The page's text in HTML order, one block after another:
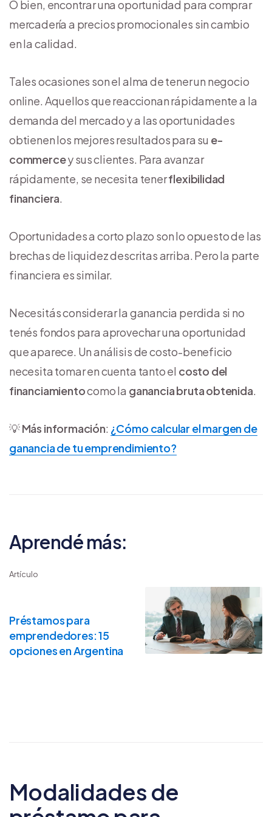
O bien, encontrar una oportunidad para comprar
mercadería a precios promocionales sin cambio
en la calidad.
Tales ocasiones son el alma de tener un negocio
online. Aquellos que reaccionan rápidamente a la
demanda del mercado y a las oportunidades
obtienen los mejores resultados para su e-
commercey sus clientes. Para avanzar
rápidamente, se necesita tenerflexibilidad
financiera.
Oportunidades a corto plazo son lo opuesto de las
brechas de liquidez descritas arriba. Pero la parte
financiera es similar.
Necesitás considerar la ganancia perdida si no
tenés fondos para aprovechar una oportunidad
que aparece. Un análisis de costo-beneficio
necesita tomar en cuenta tanto el costo del
financiamientocomo la ganancia bruta obtenida.
💡Más información: ¿Cómo calcular el margen de
ganancia de tu emprendimiento?
Aprendé más:
Artículo
Préstamos para
emprendedores: 15
opciones en Argentina
Modalidades de